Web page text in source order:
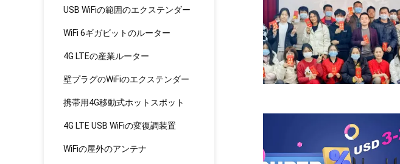
USB WiFiの範囲のエクステンダー
WiFi 6ギガビットのルーター
4G LTEの産業ルーター
壁プラグのWiFiのエクステンダー
携帯用4G移動式ホットスポット
4G LTE USB WiFiの変復調装置
WiFiの屋外のアンテナ